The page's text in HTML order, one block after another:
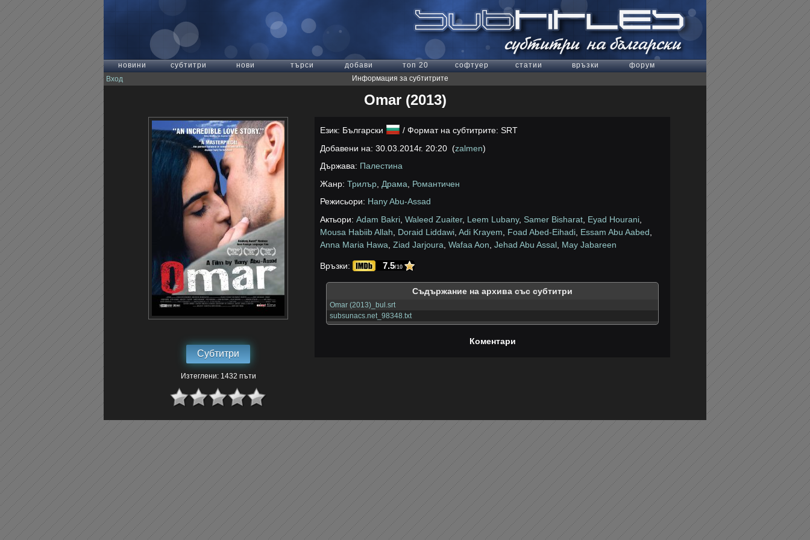
новини субтитри нови търси добави топ 20 софтуер статии връзки
форум
Вход
Информация за субтитрите
Omar (2013)
Субтитри
Изтеглени: 1432 пъти
Език: Български
/ Формат на субтитрите: SRT
Добавени на: 30.03.2014г. 20:20 (zalmen)
Държава: Палестина
Жанр:Трилър Драма
Романтичен
Режисьори: Hany Abu-Assad
Актьори:Adam Bakri ,Waleed Zuaiter, Leem Lubany, Samer Bisharat Eyad Hourani
Mousa Habiib Allah
Doraid Liddawi ,Adi Krayem Foad Abed-Eihadi Essam Abu Aabed
Anna Maria Hawa ,Ziad Jarjoura ,Wafaa Aon ,Jehad Abu Assal May Jabareen
Връзки: 7.5/10
Съдържание на архива със субтитри
Omar (2013)_bul.srt
subsunacs.net_98348.txt
Коментари